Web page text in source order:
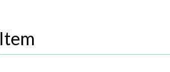
Item